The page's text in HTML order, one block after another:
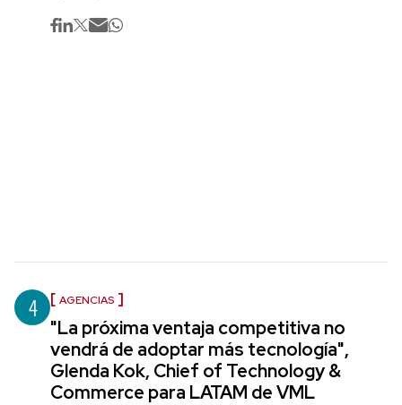
4 AGENCIAS
"La próxima ventaja competitiva no
vendrá de adoptar más tecnología",
Glenda Kok, Chief of Technology &
Commerce para LATAM de VML